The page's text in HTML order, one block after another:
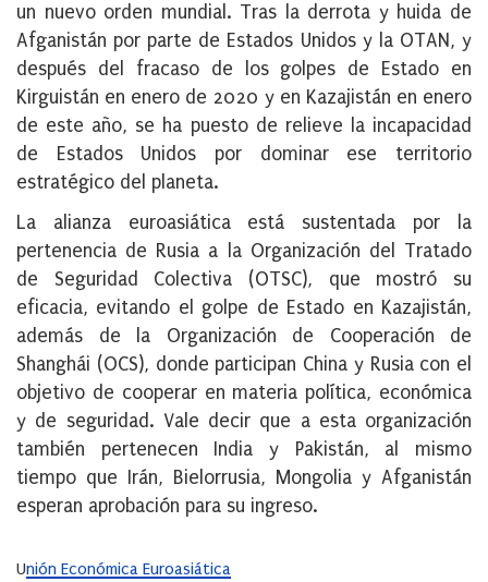
un nuevo orden mundial. Tras la derrota y huida de
Afganistán por parte de Estados Unidos y la OTAN, y
después del fracaso de los golpes de Estado en
Kirguistán en enero de 2020 y en Kazajistán en enero
de este año, se ha puesto de relieve la incapacidad
de Estados Unidos por dominar ese territorio
estratégico del planeta.
La alianza euroasiática está sustentada por la
pertenencia de Rusia a la Organización del Tratado
de Seguridad Colectiva (OTSC), que mostró su
eficacia, evitando el golpe de Estado en Kazajistán,
además de la Organización de Cooperación de
Shanghái (OCS), donde participan China y Rusia con el
objetivo de cooperar en materia política, económica
y de seguridad. Vale decir que a esta organización
también pertenecen India y Pakistán, al mismo
tiempo que Irán, Bielorrusia, Mongolia y Afganistán
esperan aprobación para su ingreso.
Unión Económica Euroasiática